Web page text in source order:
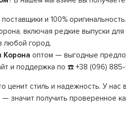
и 100% оригинальность.
включая редкие выпуски для
любой город.
Корона оптом — выгодные
и поддержка по ☎️ +38 (096) 885-
ценит стиль и надежность. У
— значит получить проверенное